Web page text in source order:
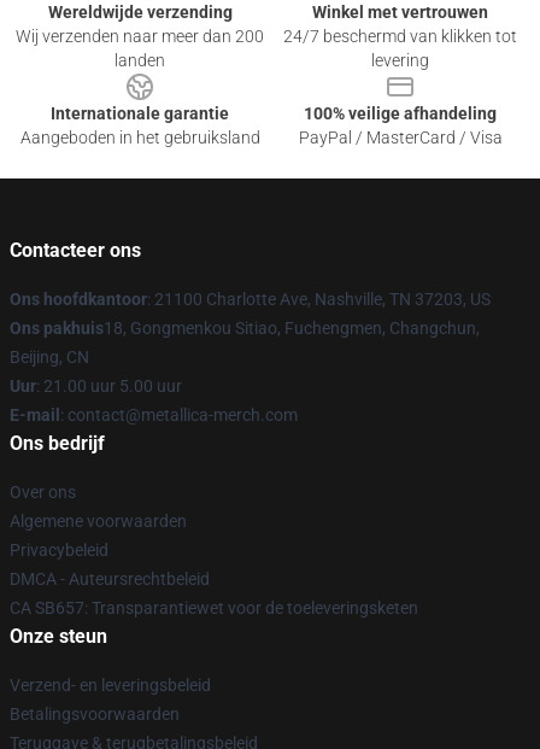
Wereldwijde verzending
Wij verzenden naar meer dan 200
landen
Winkel met vertrouwen
24/7 beschermd van klikken tot
levering
Internationale garantie
Aangeboden in het gebruiksland
100% veilige afhandeling
PayPal / MasterCard / Visa
Contacteer ons
Ons hoofdkantoor: 21100 Charlotte Ave, Nashville, TN 37203, US
Ons pakhuis18, Gongmenkou Sitiao, Fuchengmen, Changchun,
Beijing, CN
Uur: 21.00 uur 5.00 uur
E-mail : contact@metallica-merch.com
Ons bedrijf
Over ons
Algemene voorwaarden
Privacybeleid
DMCA - Auteursrechtbeleid
CA SB657: Transparantiewet voor de toeleveringsketen
Onze steun
Verzend- en leveringsbeleid
Betalingsvoorwaarden
Teruggave & terugbetalingsbeleid